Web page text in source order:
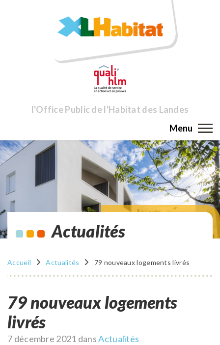
l'Office Public de l'Habitat des Landes
Menu
Actualités
Accueil Actualités 79 nouveaux logements livrés
79 nouveaux logements
livrés
Publié
7 décembre 2021 dansActualités